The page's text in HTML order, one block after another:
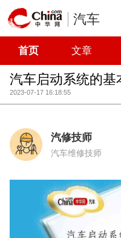
汽车
首页 文章
汽车启动系统的基
2023-07-17 16:18:55
汽修技师
汽车维修技师